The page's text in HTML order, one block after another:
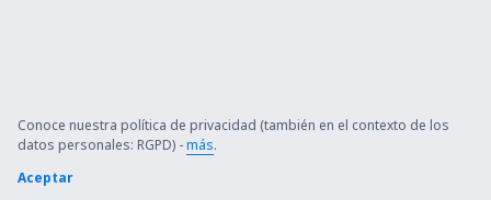
Conoce nuestra política de privacidad (también en el contexto de los
datos personales: RGPD) -más.
Aceptar